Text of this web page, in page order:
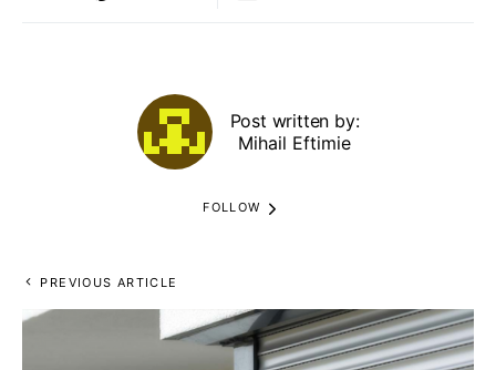
Post written by:
Mihail Eftimie
FOLLOW
PREVIOUS ARTICLE